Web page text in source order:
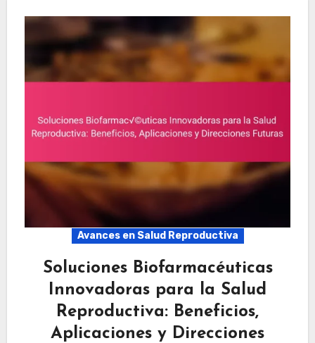
Avances en Salud Reproductiva
Soluciones Biofarmacéuticas
Innovadoras para la Salud
Reproductiva: Beneficios,
Aplicaciones y Direcciones